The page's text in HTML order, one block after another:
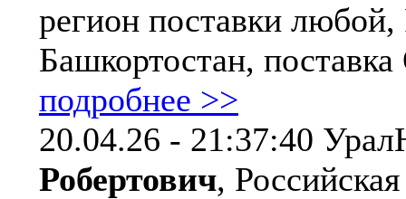
регион поставки любой,
Башкортостан,
подробнее >>
20.04.26 - 21:37:40
Робертович,